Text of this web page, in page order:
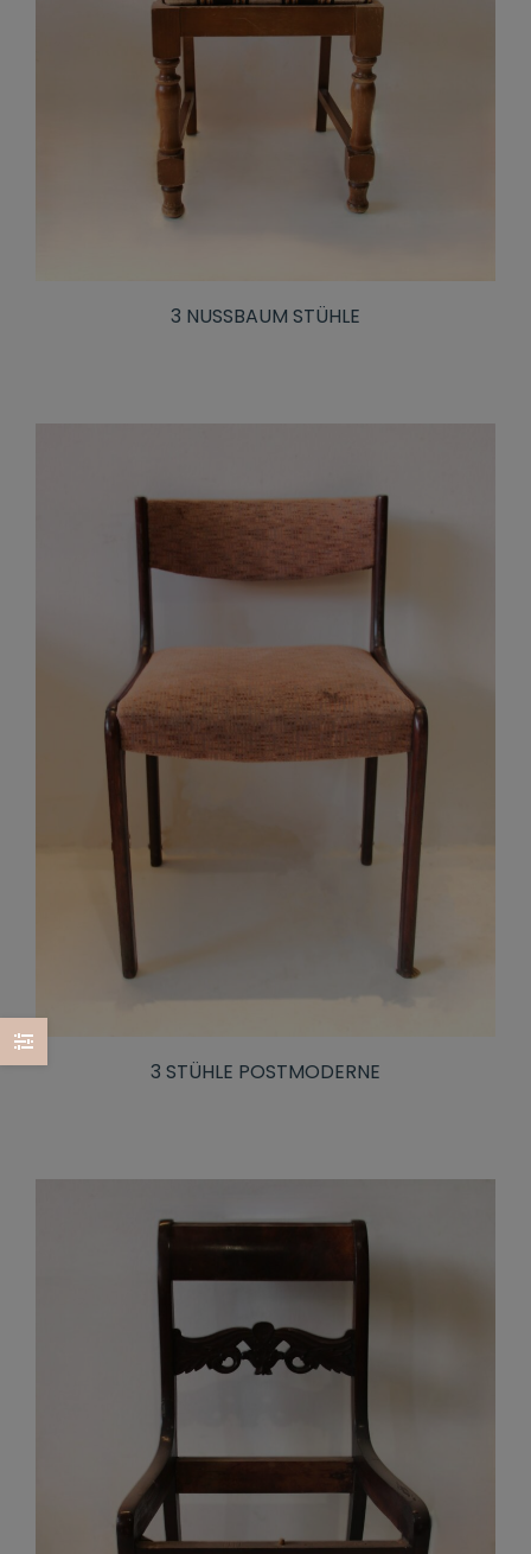
3 NUSSBAUM STÜHLE
3 STÜHLE POSTMODERNE